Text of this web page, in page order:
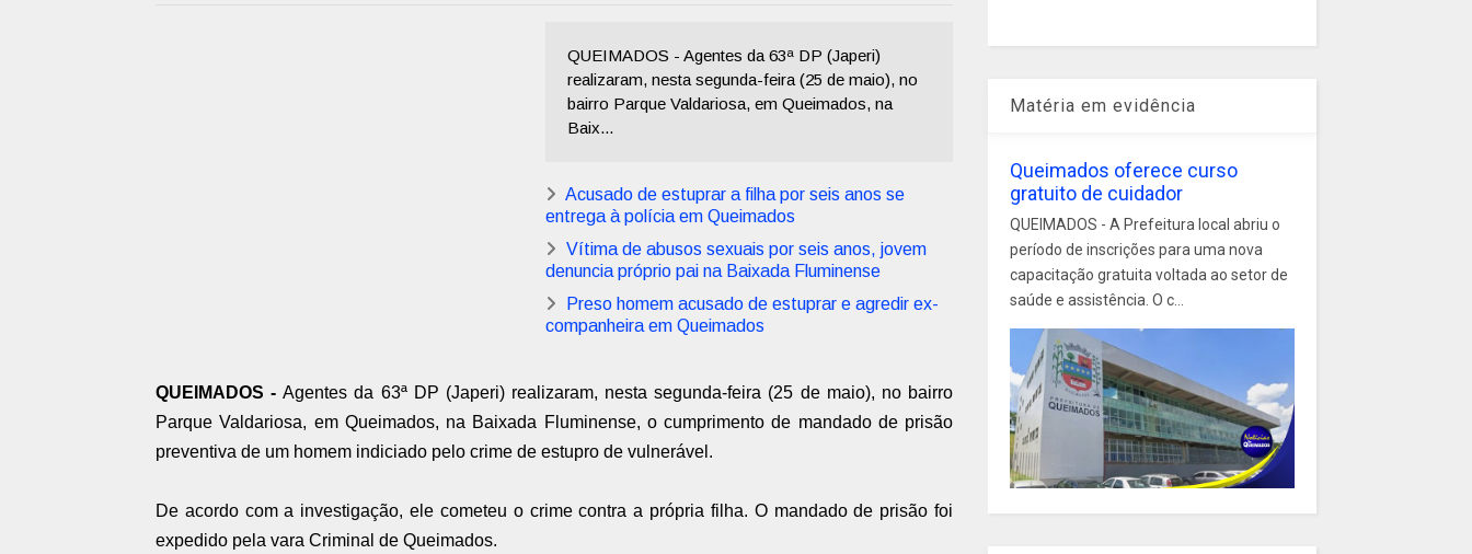
QUEIMADOS - Agentes da 63ª DP (Japeri)
realizaram, nesta segunda-feira (25 de maio), no
bairro Parque Valdariosa, em Queimados, na
Baix...
Acusado de estuprar a filha por seis anos se
entrega à polícia em Queimados
Vítima de abusos sexuais por seis anos, jovem
denuncia próprio pai na Baixada Fluminense
Preso homem acusado de estuprar e agredir ex-
companheira em Queimados
QUEIMADOS -Agentes da 63ª DP (Japeri) realizaram, nesta segunda-feira (25 de maio), no bairro
Parque Valdariosa, em Queimados, na Baixada Fluminense, o cumprimento de mandado de prisão
preventiva de um homem indiciado pelo crime de estupro de vulnerável.
De acordo com a investigação, ele cometeu o crime contra a própria filha. O mandado de prisão foi
expedido pela vara Criminal de Queimados.
Matéria em evidência
Queimados oferece curso
gratuito de cuidador
QUEIMADOS - A Prefeitura local abriu o
período de inscrições para uma nova
capacitação gratuita voltada ao setor de
saúde e assistência. O c...